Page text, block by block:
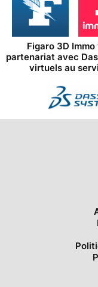
Figaro 3D
partenariat avec
virtuels au